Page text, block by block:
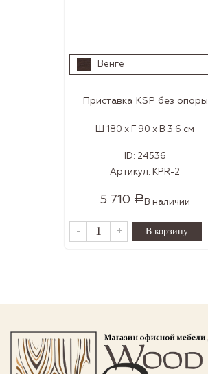
Венге
Приставка KSP без опоры
Ш 180 x Г 90 x В 3.6 см
ID: 24536
Артикул: KPR-2
5 710 Р В наличии
- +